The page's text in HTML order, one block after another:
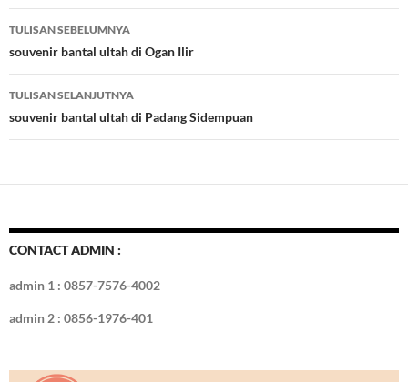
b
o
o
k
er es
t
bl
r
e
dI
n
d e
Navigasi
Tulisan
TULISAN SEBELUMNYA
souvenir bantal ultah di Ogan Ilir
TULISAN SELANJUTNYA
souvenir bantal ultah di Padang Sidempuan
CONTACT ADMIN :
admin 1 : 0857-7576-4002
admin 2 : 0856-1976-401